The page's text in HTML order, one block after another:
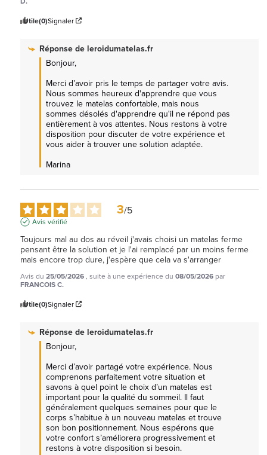
Utile(0)Signaler
Réponse deleroidumatelas.fr
Bonjour,
Merci d’avoir pris le temps de partager votre avis.
Nous sommes heureux d'apprendre que vous
trouvez le matelas confortable, mais nous
sommes désolés d'apprendre qu'il ne répond pas
entièrement à vos attentes. Nous restons à votre
disposition pour discuter de votre expérience et
vous aider à trouver une solution adaptée.
Marina
3/5
Avis vérifié
Toujours mal au dos au réveil j'avais choisi un matelas ferme
pensant être la solution et je l'ai remplacé par un moins ferme
mais encore trop dure, j'espère que cela va s'arranger
Avis du 25/05/2026, suite à une expérience du 08/05/2026 par
FRANCOIS C.
Utile(0)Signaler
Réponse deleroidumatelas.fr
Bonjour,
Merci d’avoir partagé votre expérience. Nous
comprenons parfaitement votre situation et
savons à quel point le choix d’un matelas est
important pour la qualité du sommeil. Il faut
généralement quelques semaines pour que le
corps s’habitue à un nouveau matelas et trouve
son bon positionnement. Nous espérons que
votre confort s’améliorera progressivement et
restons à votre disposition si besoin.